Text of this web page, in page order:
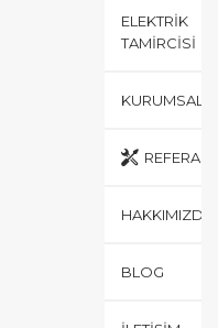
ELEKTRIK
TAMIRCISI
KURUMSAL
HAKKIMIZDA
BLOG